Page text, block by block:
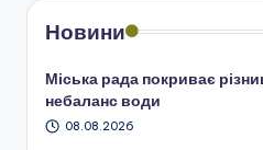
Новини
Міська рада покриває
небаланс води
08.08.2026